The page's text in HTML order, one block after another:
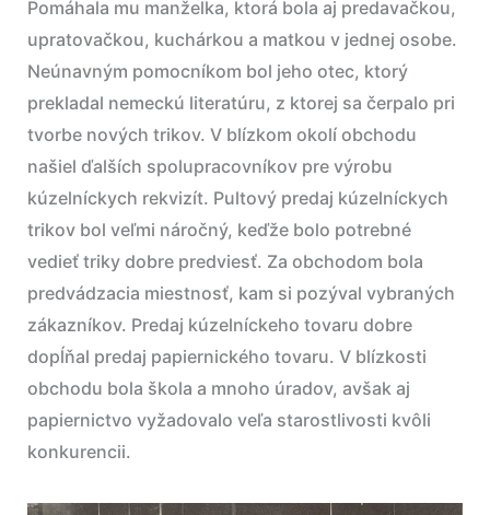
Pomáhala mu manželka, ktorá bola aj predavačkou,
upratovačkou, kuchárkou a matkou v jednej osobe.
Neúnavným pomocníkom bol jeho otec, ktorý
prekladal nemeckú literatúru, z ktorej sa čerpalo pri
tvorbe nových trikov. V blízkom okolí obchodu
našiel ďalších spolupracovníkov pre výrobu
kúzelníckych rekvizít. Pultový predaj kúzelníckych
trikov bol veľmi náročný, keďže bolo potrebné
vedieť triky dobre predviesť. Za obchodom bola
predvádzacia miestnosť, kam si pozýval vybraných
zákazníkov. Predaj kúzelníckeho tovaru dobre
dopĺňal predaj papiernického tovaru. V blízkosti
obchodu bola škola a mnoho úradov, avšak aj
papiernictvo vyžadovalo veľa starostlivosti kvôli
konkurencii.